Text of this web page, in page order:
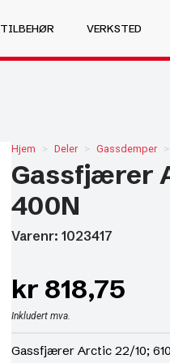
TILBEHØR VERKSTED
Hjem Deler Gassdemper
Gassfjærer
400N
Varenr: 1023417
kr 818,75
Inkludert mva.
Gassfjærer Arctic 22/10;